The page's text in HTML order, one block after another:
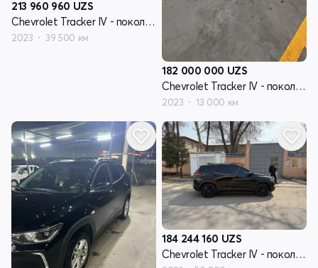
213 960 960 UZS
Chevrolet Tracker IV - поколение
2023 39 500 км
182 000 000 UZS
Chevrolet Tracker IV - поколение
2023 13 000 км
184 244 160 UZS
Chevrolet Tracker IV - поколение